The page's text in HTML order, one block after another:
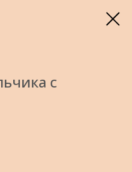
с